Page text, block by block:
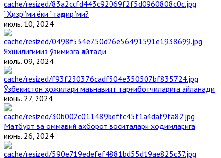
“Ҳизр”ми ёки “тақдир”ми?
июль. 10, 2024
Яхшилигимиз ўзимизга қайтади
июль. 09, 2024
Ўзбекистон ҳожилари маънавият тарғиботчиларига айланади
июнь. 27, 2024
Матбуот ва оммавий ахборот воситалари ходимларига
июнь. 26, 2024